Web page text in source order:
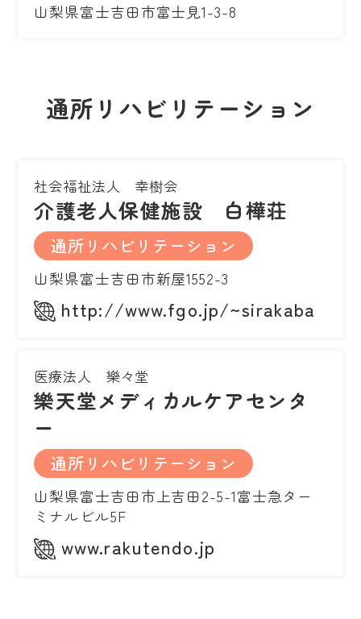
山梨県富士吉田市富士見1-3-8
通所リハビリテーション
社会福祉法人 幸樹会
介護老人保健施設 白樺荘
通所リハビリテーション
山梨県富士吉田市新屋1552-3
http://www.fgo.jp/~sirakaba
医療法人 樂々堂
樂天堂メディカルケアセンタ
ー
通所リハビリテーション
山梨県富士吉田市上吉田2-5-1富士急ター
ミナルビル5F
www.rakutendo.jp